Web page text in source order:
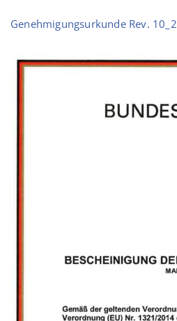
Genehmigungsurkunde Rev. 10_2